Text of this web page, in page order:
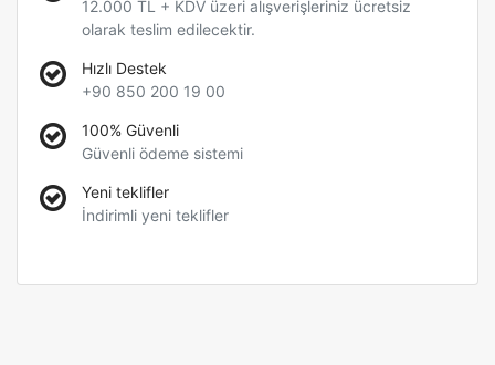
12.000 TL + KDV üzeri alışverişleriniz ücretsiz
olarak teslim edilecektir.
Hızlı Destek
+90 850 200 19 00
100% Güvenli
Güvenli ödeme sistemi
Yeni teklifler
İndirimli yeni teklifler